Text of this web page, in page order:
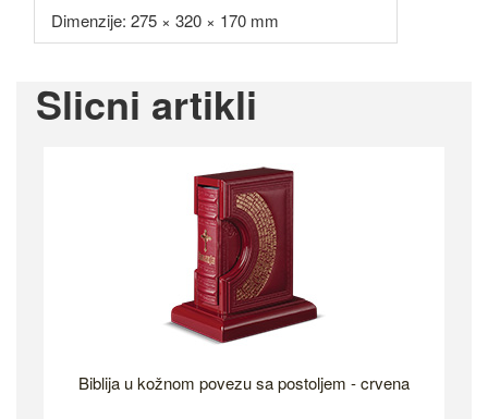
Dimenzije: 275 × 320 × 170 mm
Slicni artikli
Biblija u kožnom povezu sa postoljem - crvena